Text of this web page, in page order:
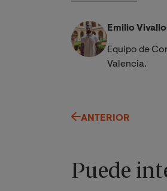
Emilio
Equipo de
Valencia.
ANTERIOR
Puede